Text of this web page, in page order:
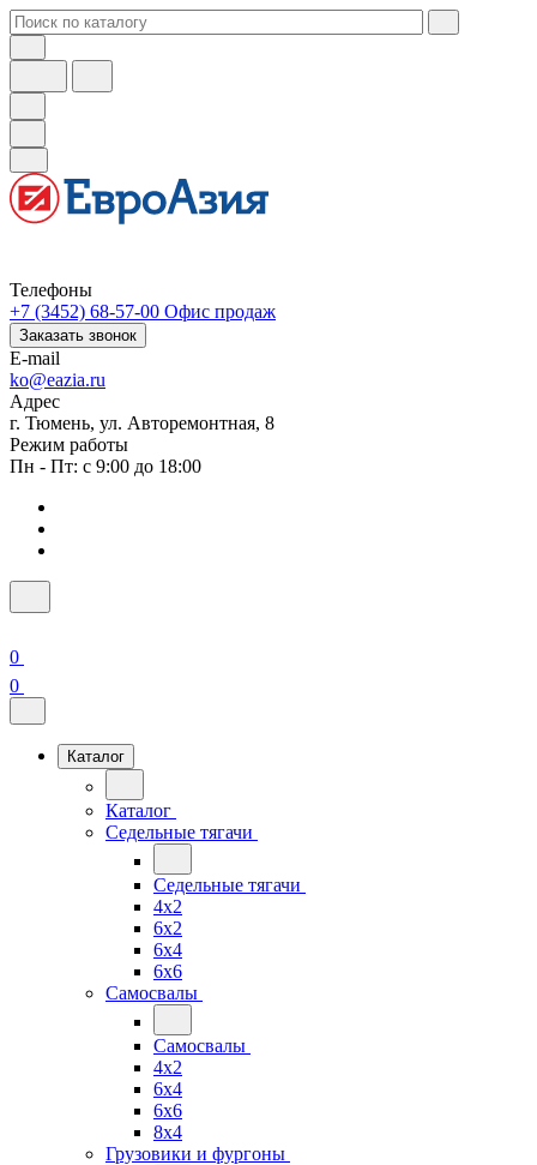
Телефоны
+7 (3452) 68-57-00 Офис продаж
Заказать звонок
E-mail
ko@eazia.ru
Адрес
г. Тюмень, ул. Авторемонтная, 8
Режим работы
Пн - Пт: с 9:00 до 18:00
0
0
Каталог
Каталог
Седельные тягачи
Седельные тягачи
4x2
6x2
6x4
6x6
Самосвалы
Самосвалы
4x2
6x4
6x6
8x4
Грузовики и фургоны